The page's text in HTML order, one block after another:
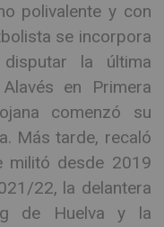
polivalente y con
se incorpora
la última
en Primera
comenzó su
Más tarde, recaló
militó desde 2019
22, la delantera
de Huelva y la